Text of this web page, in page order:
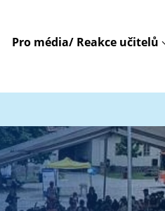
Pro média/ Reakce učitelů